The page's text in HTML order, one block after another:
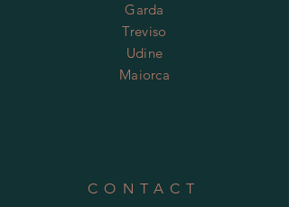
Garda
Treviso
Udine
Maiorca
CONTACT